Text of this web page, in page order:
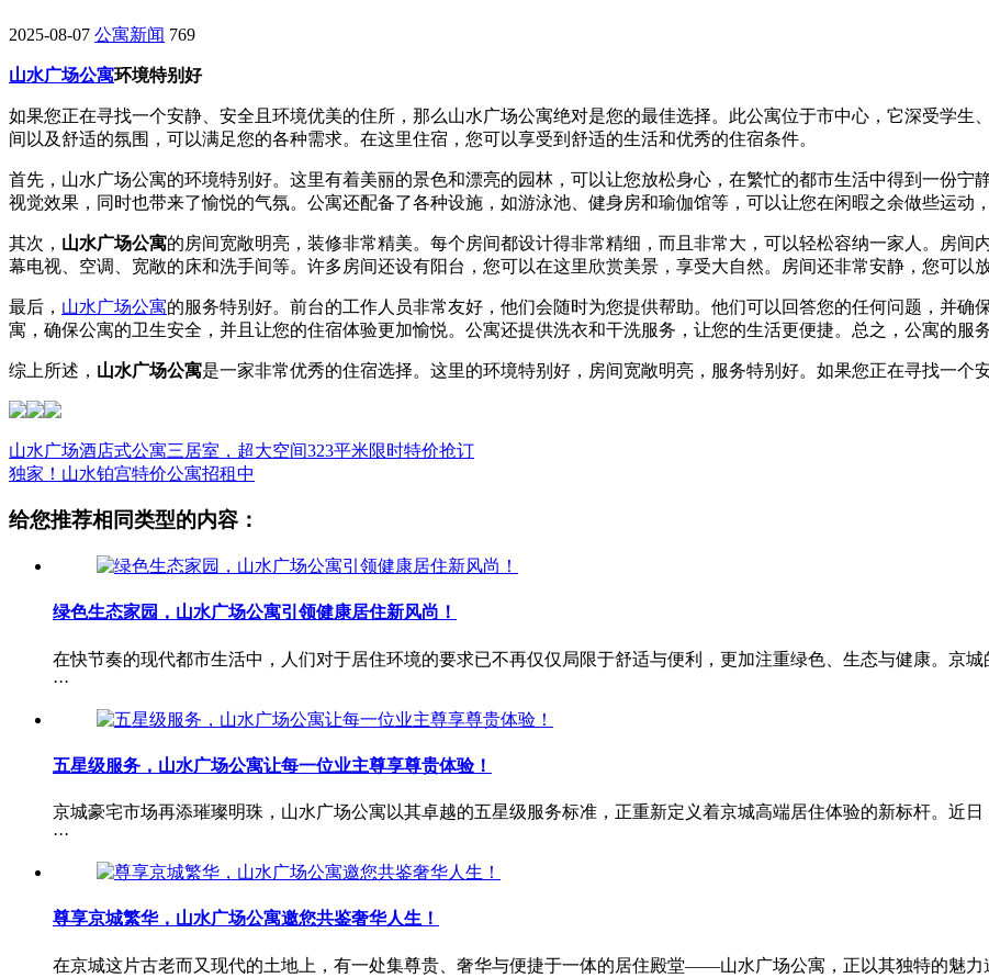
2025-08-07 公寓新闻 769
山水广场公寓环境特别好
如果您正在寻找一个安静、安全且环境优美的住所，那么山水广场公寓绝对是您的最佳选择。此公寓位于市中心，它深受学
间以及舒适的氛围，可以满足您的各种需求。在这里住宿，您可以享受到舒适的生活和优秀的住宿条件。
首先， 山水广场公寓的环境特别好。这里有着美丽的景色和漂亮的园林，可以让您放松身心，在繁忙的都市生活中得到一份
视觉效果，同时也带来了愉悦的气氛。公寓还配备了各种设施，如游泳池、健身房和瑜伽馆等，可以让您在闲暇之余做些运动
其次， 山水广场公寓的房间宽敞明亮，装修非常精美。每个房间都设计得非常精细，而且非常大，可以轻松容纳一家人。房
幕电视、空调、宽敞的床和洗手间等。许多房间还设有阳台，您可以在这里欣赏美景，享受大自然。房间还非常安静，您可以
最后， 山水广场公寓的服务特别好。前台的工作人员非常友好，他们会随时为您提供帮助。他们可以回答您的任何问题，并
寓，确保公寓的卫生安全，并且让您的住宿体验更加愉悦。公寓还提供洗衣和干洗服务，让您的生活更便捷。总之，公寓的服
综上所述， 山水广场公寓是一家非常优秀的住宿选择。这里的环境特别好，房间宽敞明亮，服务特别好。如果您正在寻找一个
山水广场酒店式公寓三居室，超大空间323平米限时特价抢订
独家！山水铂宫特价公寓招租中
给您推荐相同类型的内容：
绿色生态家园，山水广场公寓引领健康居住新风尚！
在快节奏的现代都市生活中，人们对于居住环境的要求已不再仅仅局限于舒适与便利，更加注重绿色、生态与健康。京
···
五星级服务，山水广场公寓让每一位业主尊享尊贵体验！
京城豪宅市场再添璀璨明珠，山水广场公寓以其卓越的五星级服务标准，正重新定义着京城高端居住体验的新标杆。近
···
尊享京城繁华，山水广场公寓邀您共鉴奢华人生！
在京城这片古老而又现代的土地上，有一处集尊贵、奢华与便捷于一体的居住殿堂——山水广场公寓，正以其独特的魅力